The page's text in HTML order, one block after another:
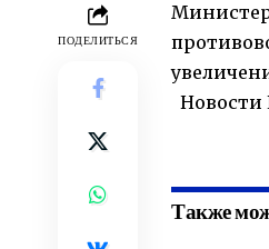
ПОДЕЛИТЬСЯ
Новости
Также